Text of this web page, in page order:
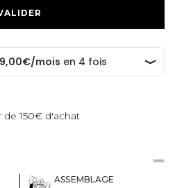
de 150€ d'achat
ASSEMBLAGE